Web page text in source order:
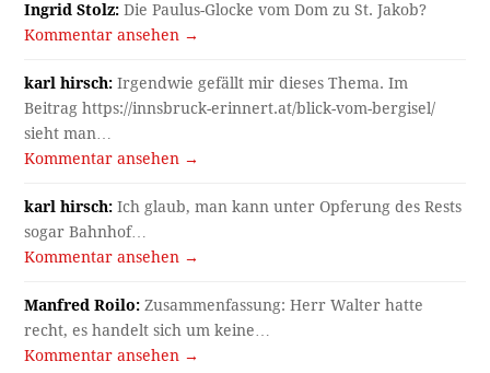
Ingrid Stolz: Die Paulus-Glocke vom Dom zu St. Jakob?
Kommentar ansehen →
karl hirsch: Irgendwie gefällt mir dieses Thema. Im
Beitrag https://innsbruck-erinnert.at/blick-vom-bergisel/
sieht man…
Kommentar ansehen →
karl hirsch: Ich glaub, man kann unter Opferung des Rests
sogar Bahnhof…
Kommentar ansehen →
Manfred Roilo: Zusammenfassung: Herr Walter hatte
recht, es handelt sich um keine…
Kommentar ansehen →